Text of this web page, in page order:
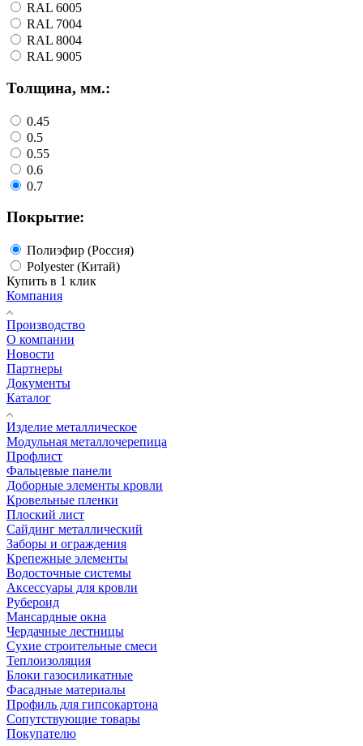
RAL 6005
RAL 7004
RAL 8004
RAL 9005
Толщина, мм.:
0.45
0.5
0.55
0.6
0.7
Покрытие:
Полиэфир (Россия)
Polyester (Китай)
Купить в 1 клик
Компания
Производство
О компании
Новости
Партнеры
Документы
Каталог
Изделие металлическое
Модульная металлочерепица
Профлист
Фальцевые панели
Доборные элементы кровли
Кровельные пленки
Плоский лист
Сайдинг металлический
Заборы и ограждения
Крепежные элементы
Водосточные системы
Аксессуары для кровли
Рубероид
Мансардные окна
Чердачные лестницы
Сухие строительные смеси
Теплоизоляция
Блоки газосиликатные
Фасадные материалы
Профиль для гипсокартона
Сопутствующие товары
Покупателю